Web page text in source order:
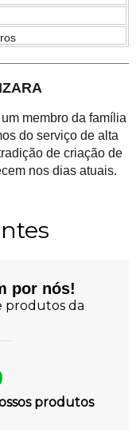
membro da família
do serviço de alta
de criação de
nos dias atuais.
por nós!
produtos da
produtos